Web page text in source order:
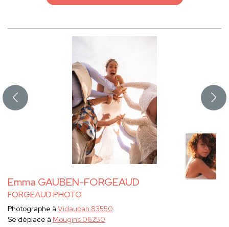
Emma GAUBEN-FORGEAUD
FORGEAUD PHOTO
Photographe à Vidauban 83550
Se déplace à Mougins 06250